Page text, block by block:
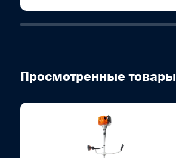
Просмотренные товары